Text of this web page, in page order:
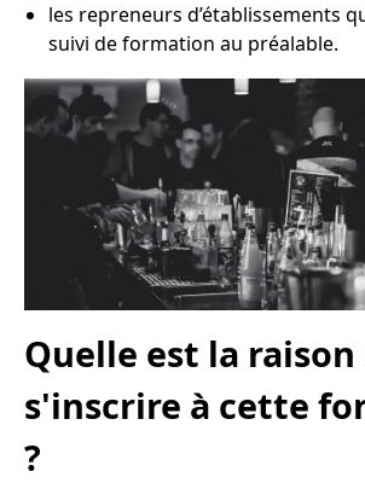
les repreneurs d’établissements
suivi de formation au préalable.
Quelle est la raison
s'inscrire à cette
?